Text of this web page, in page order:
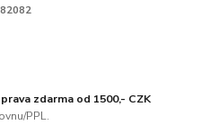
zdarma od 1500,- CZK
PPL.